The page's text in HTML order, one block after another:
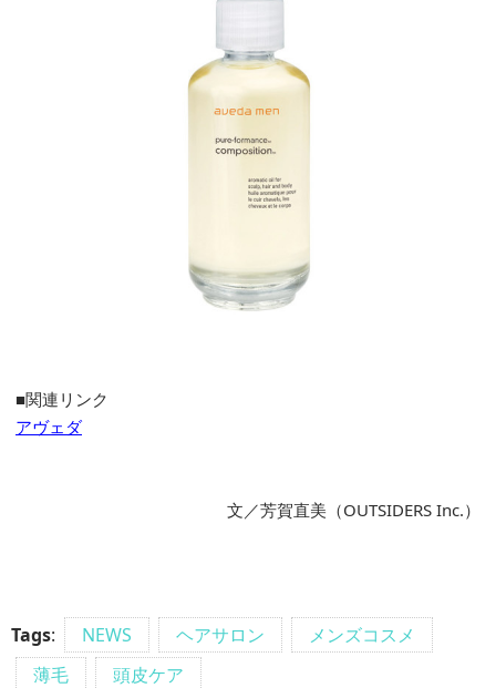
■関連リンク
アヴェダ
文／芳賀直美（OUTSIDERS Inc.）
Tags: NEWS ヘアサロン
メンズコスメ
薄毛
頭皮ケア